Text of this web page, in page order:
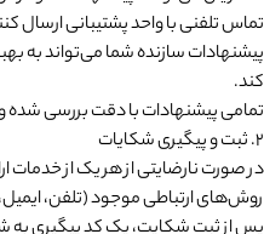
تماس تلفنی با واحد پشتیبانی ارسال
پیشنهادات سازنده شما می‌تواند به
کند.
تمامی پیشنهادات با دقت بررسی شده
۲. ثبت و پیگیری شکایات
در صورت نارضایتی از هر یک از خدمات
روش‌های ارتباطی موجود (تلفن،